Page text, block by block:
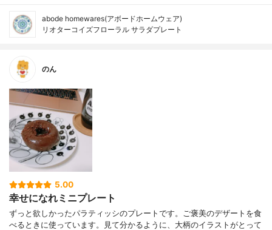
abode homewares(アボードホームウェア)
リオターコイズフローラル サラダプレート
のん
5.00
幸せになれミニプレート
ずっと欲しかったパラティッシのプレートです。ご褒美のデザートを食
べるときに使っています。見て分かるように、大柄のイラストがとって